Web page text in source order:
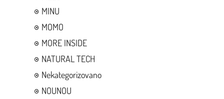
MINU
MOMO
MORE INSIDE
NATURAL TECH
Nekategorizovano
NOUNOU